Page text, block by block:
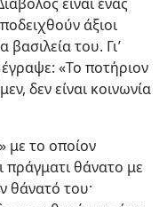
άξιοι
του. Γι’
«Το ποτήριον
δεν είναι κοινωνία
με το οποίον
πράγματι θάνατο με
θάνατό του·